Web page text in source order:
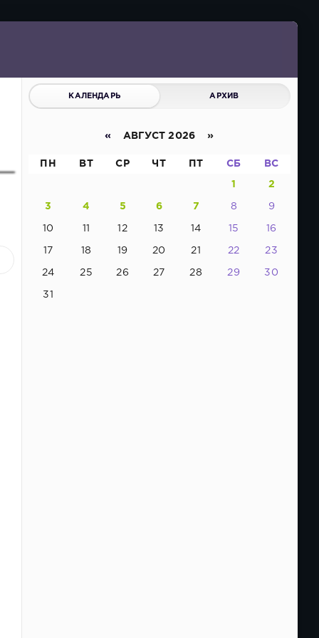
КАЛЕНДАРЬ АРХИВ
« АВГУСТ 2026 »
ПН ВТ СР ЧТ ПТ СБ ВС
1 2
3 4 5 6 7 8 9
10 11 12 13 14 15 16
17 18 19 20 21 22 23
24 25 26 27 28 29 30
31